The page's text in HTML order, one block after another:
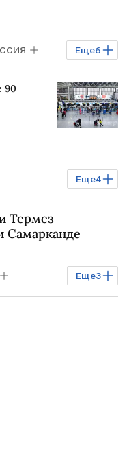
Еще6
Дубай
90
Еще4
Термез
Самарканде
Еще3